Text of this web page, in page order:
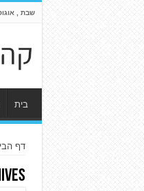
שבת , אוגוסט 8
בית
דף